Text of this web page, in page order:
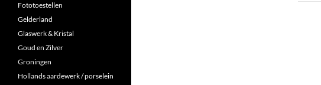
Fototoestellen
Gelderland
Glaswerk & Kristal
Goud en Zilver
Groningen
Hollands aardewerk / porselein